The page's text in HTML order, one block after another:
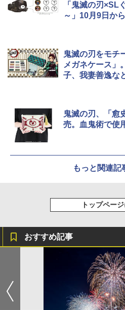
BUNDOK(バン
-08EX カーキ
着替えテント
コンパクト
￥3,080
「鬼滅の刃×SL
～」10月9日から
鬼滅の刃をモチ
メガネケース」
子、我妻善逸な
鬼滅の刃、「愈
売。血鬼術で使
もっと関連記
トップペー
おすすめ記事